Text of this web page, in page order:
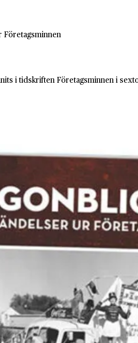
Företagsminnen
i tidskriften Företagsminnen i